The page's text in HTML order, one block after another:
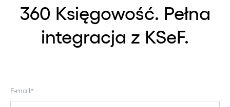
360 Księgowość. Pełna
integracja z KSeF.
E-mail*